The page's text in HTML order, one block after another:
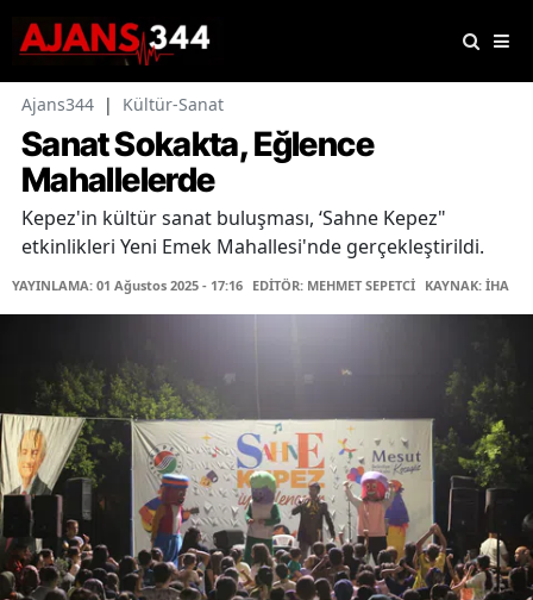
Ajans344 | Kültür-Sanat
Sanat Sokakta, Eğlence
Mahallelerde
Kepez'in kültür sanat buluşması, ‘Sahne Kepez"
etkinlikleri Yeni Emek Mahallesi'nde gerçekleştirildi.
YAYINLAMA: 01 Ağustos 2025 - 17:16 EDİTÖR: MEHMET SEPETCİ KAYNAK: İHA